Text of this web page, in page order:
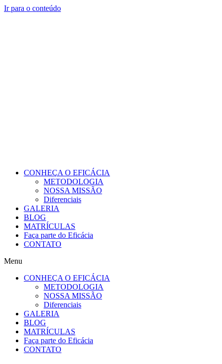
Ir para o conteúdo
CONHEÇA O EFICÁCIA
METODOLOGIA
NOSSA MISSÃO
Diferenciais
GALERIA
BLOG
MATRÍCULAS
Faça parte do Eficácia
CONTATO
Menu
CONHEÇA O EFICÁCIA
METODOLOGIA
NOSSA MISSÃO
Diferenciais
GALERIA
BLOG
MATRÍCULAS
Faça parte do Eficácia
CONTATO